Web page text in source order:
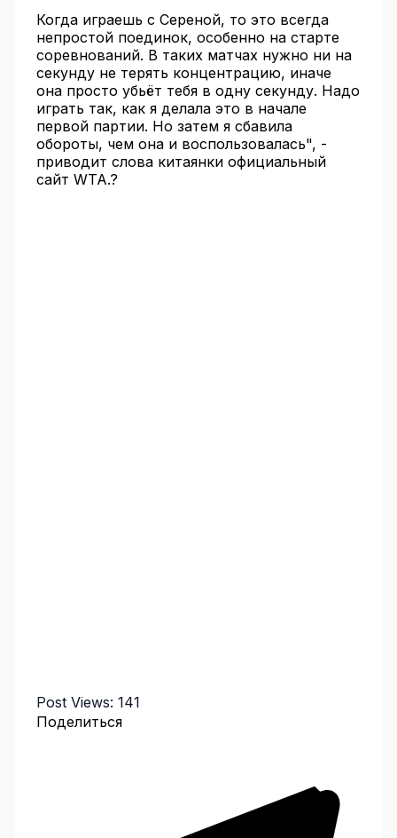
Когда играешь с Сереной, то это всегда
непростой поединок, особенно на старте
соревнований. В таких матчах нужно ни на
секунду не терять концентрацию, иначе
она просто убьёт тебя в одну секунду. Надо
играть так, как я делала это в начале
первой партии. Но затем я сбавила
обороты, чем она и воспользовалась", -
приводит слова китаянки официальный
сайт WTA.?
Post Views: 141
Поделиться